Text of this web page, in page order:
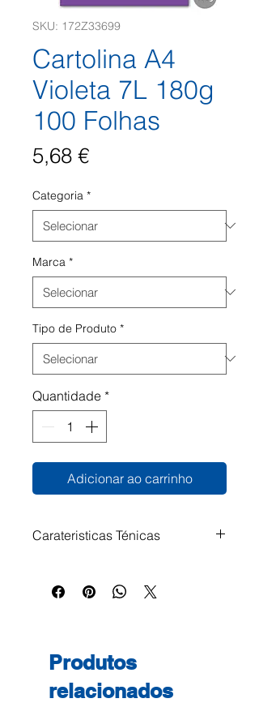
SKU: 172Z33699
Cartolina A4
Violeta 7L 180g
100 Folhas
5,68 €Preço
Categoria *
Marca *
Tipo de Produto *
Quantidade *
Adicionar ao carrinho
Carateristicas Ténicas
Produtos
relacionados